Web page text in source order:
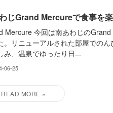
じGrand Mercureで食事を
Mercure 今回は南あわじの
。リニューアルされた部屋での
み、温泉でゆったり日...
06-25